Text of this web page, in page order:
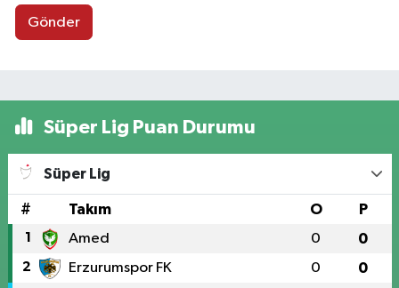
Gönder
Süper Lig Puan Durumu
Süper Lig
# Takım O P
1 Amed 0 0
2 Erzurumspor FK 0 0